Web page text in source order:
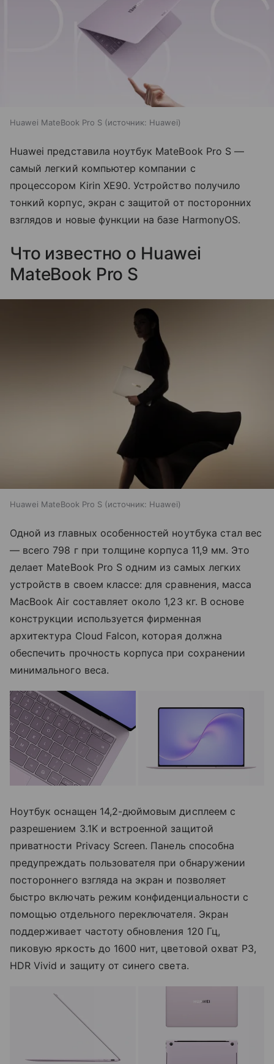
Huawei MateBook Pro S источник: Huawei
Huawei представила ноутбук MateBook Pro S —
самый легкий компьютер компании с
процессором Kirin XE90. Устройство получило
тонкий корпус, экран с защитой от посторонних
взглядов и новые функции на базе HarmonyOS.
Что известно о Huawei
MateBook Pro S
Huawei MateBook Pro S источник: Huawei
Одной из главных особенностей ноутбука стал вес
— всего 798 г при толщине корпуса 11,9 мм. Это
делает MateBook Pro S одним из самых легких
устройств в своем классе: для сравнения, масса
MacBook Air составляет около 1,23 кг. В основе
конструкции используется фирменная
архитектура Cloud Falcon, которая должна
обеспечить прочность корпуса при сохранении
минимального веса.
Ноутбук оснащен 14,2-дюймовым дисплеем с
разрешением 3.1K и встроенной защитой
приватности Privacy Screen. Панель способна
предупреждать пользователя при обнаружении
постороннего взгляда на экран и позволяет
быстро включать режим конфиденциальности с
помощью отдельного переключателя. Экран
поддерживает частоту обновления 120 Гц,
пиковую яркость до 1600 нит, цветовой охват P3,
HDR Vivid и защиту от синего света.